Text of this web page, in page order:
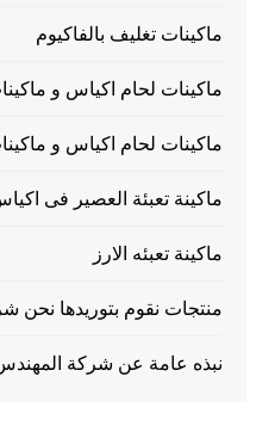
ماكينات تغليف بالفاكيوم
ماكينات لحام اكياس و
ماكينات لحام اكياس و
ماكينة تعبئة العصير فى
ماكينة تعبئه الارز
منتجات نقوم بتوريدها
نبذه عامة عن شركة